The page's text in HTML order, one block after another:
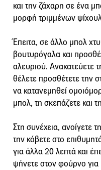
και την ζάχαρη σε ένα
μορφή τριμμένων
Έπειτα, σε άλλο μπολ
βουτυρόγαλα και
αλευριού. Ανακατεύετε
θέλετε προσθέτετε την
να κατανεμηθεί
μπολ, τη σκεπάζετε και
Στη συνέχεια, ανοίγετε
την κόβετε στο
για άλλα 20 λεπτά και
ψήνετε στον φούρνο